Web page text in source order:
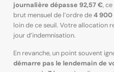
journalière dépasse 92,57 €,
brut mensuel de l’ordre de4 900
loin de ce seuil. Votre allocation
jour d’indemnisation.
En revanche, un point souvent
démarre pas le lendemain de